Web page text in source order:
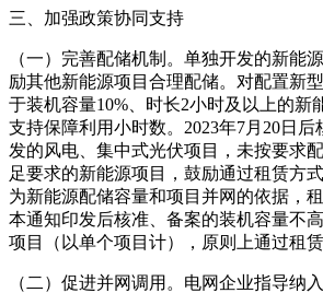
三、加强政策协同支持
（一）完善配储机制。单独开发的新能
励其他新能源项目合理配储。对配置新
于装机容量10%、时长2小时及以上的新
支持保障利用小时数。2023年7月20日
发的风电、集中式光伏项目，未按要求
足要求的新能源项目，鼓励通过租赁方
为新能源配储容量和项目并网的依据，
本通知印发后核准、备案的装机容量不
项目（以单个项目计），原则上通过租
（二）促进并网调用。电网企业指导纳